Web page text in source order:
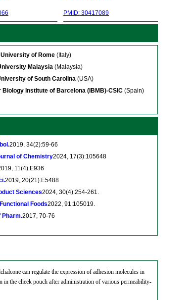
PMID: 30417089
of Rome (Italy)
Malaysia (Malaysia)
of South Carolina (USA)
Biology Institute of Barcelona (IBMB)-CSIC (Spain)
2019, 34(2):59-66
of Chemistry2024, 17(3):105648
11(4):E936
2019, 20(21):E5488
Sciences2024, 30(4):254-261.
Foods2022, 91:105019.
Pharm.2017, 70-76
can regulate the expression of adhesion molecules in
in the cheek pouch after administration of various permeability-